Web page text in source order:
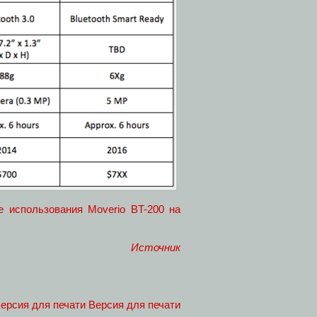
использования Moverio BT-200 на
Источник
Версия для печати